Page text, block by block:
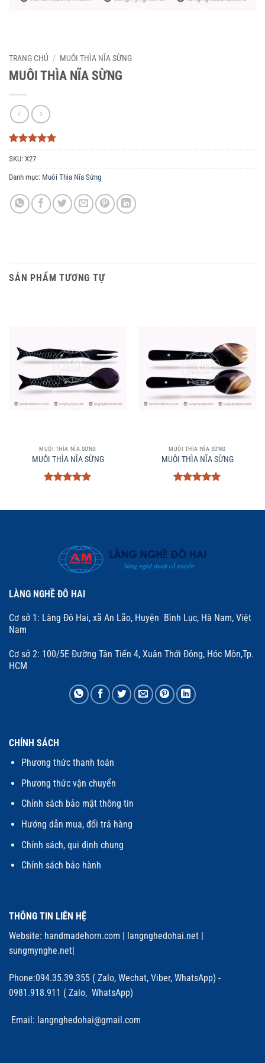
TRANG CHỦ / MUÔI THÌA NĨA SỪNG
MUÔI THÌA NĨA SỪNG
5trên 5
dựa trên
3
đánh giá
SKU: X27
Danh mục: Muôi Thìa Nĩa Sừng
SẢN PHẨM TƯƠNG TỰ
MUÔI THÌA NĨA SỪNG
MUÔI THÌA NĨA SỪNG
sao
MUÔI THÌA NĨA SỪNG
MUÔI THÌA NĨA SỪNG
sao
LÀNG NGHỀ ĐÔ HAI
Cơ sở 1: Làng Đô Hai, xã An Lão, Huyện Bình Lục, Hà Nam, Việt
Nam
Cơ sở 2: 100/5E Đường Tân Tiến 4, Xuân Thới Đông, Hóc Môn,Tp.
HCM
CHÍNH SÁCH
Phương thức thanh toán
Phương thức vận chuyển
Chính sách bảo mật thông tin
Hướng dẫn mua, đổi trả hàng
Chính sách, qui định chung
Chính sách bảo hành
THÔNG TIN LIÊN HỆ
Website: handmadehorn.com | langnghedohai.net |
sungmynghe.net|
Phone:094.35.39.355 ( Zalo, Wechat, Viber, WhatsApp) -
0981.918.911 ( Zalo, WhatsApp)
Email: langnghedohai@gmail.com